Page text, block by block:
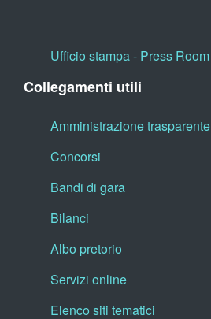
Ufficio stampa - Press Room
Collegamenti utili
Amministrazione trasparente
Concorsi
Bandi di gara
Bilanci
Albo pretorio
Servizi online
Elenco siti tematici